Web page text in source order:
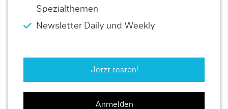
Spezialthemen
Newsletter Daily und Weekly
Jetzt testen!
Anmelden